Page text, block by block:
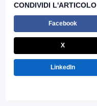
CONDIVIDI L'ARTICOLO
Facebook
X
LinkedIn